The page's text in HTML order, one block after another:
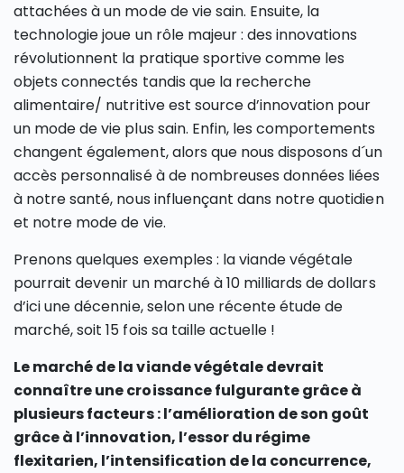
attachées à un mode de vie sain. Ensuite, la
technologie joue un rôle majeur : des innovations
révolutionnent la pratique sportive comme les
objets connectés tandis que la recherche
alimentaire/ nutritive est source d’innovation pour
un mode de vie plus sain. Enfin, les comportements
changent également, alors que nous disposons d´un
accès personnalisé à de nombreuses données liées
à notre santé, nous influençant dans notre quotidien
et notre mode de vie.
Prenons quelques exemples : la viande végétale
pourrait devenir un marché à 10 milliards de dollars
d’ici une décennie, selon une récente étude de
marché, soit 15 fois sa taille actuelle !
Le marché de la viande végétale devrait
connaître une croissance fulgurante grâce à
plusieurs facteurs : l’amélioration de son goût
grâce à l’innovation, l’essor du régime
flexitarien, l’intensification de la concurrence,